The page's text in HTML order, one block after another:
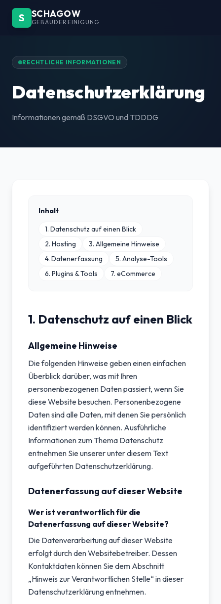
S SCHAGOW
GEBÄUDEREINIGUNG
RECHTLICHE INFORMATIONEN
Datenschutz­erklärung
Informationen gemäß DSGVO und TDDDG
Inhalt
1. Datenschutz auf einen Blick
2. Hosting
3. Allgemeine Hinweise
4. Datenerfassung
5. Analyse-Tools
6. Plugins & Tools
7. eCommerce
1. Datenschutz auf einen Blick
Allgemeine Hinweise
Die folgenden Hinweise geben einen einfachen
Überblick darüber, was mit Ihren
personenbezogenen Daten passiert, wenn Sie
diese Website besuchen. Personenbezogene
Daten sind alle Daten, mit denen Sie persönlich
identifiziert werden können. Ausführliche
Informationen zum Thema Datenschutz
entnehmen Sie unserer unter diesem Text
aufgeführten Datenschutzerklärung.
Datenerfassung auf dieser Website
Wer ist verantwortlich für die
Datenerfassung auf dieser Website?
Die Datenverarbeitung auf dieser Website
erfolgt durch den Websitebetreiber. Dessen
Kontaktdaten können Sie dem Abschnitt
„Hinweis zur Verantwortlichen Stelle“ in dieser
Datenschutzerklärung entnehmen.